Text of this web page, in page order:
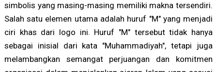
simbolis yang masing-masing memiliki makna tersendiri.
Salah satu elemen utama adalah huruf "M" yang menjadi
ciri khas dari logo ini. Huruf "M" tersebut tidak hanya
sebagai inisial dari kata "Muhammadiyah", tetapi juga
melambangkan semangat perjuangan dan komitmen